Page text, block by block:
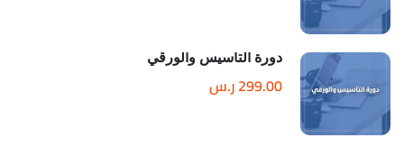
دورة التأسيس والورقي
299.00 ر.س